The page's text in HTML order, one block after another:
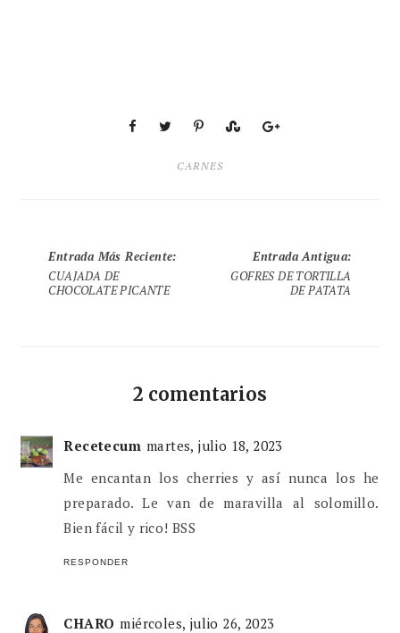
CARNES
Entrada Más Reciente:
CUAJADA DE
CHOCOLATE PICANTE
Entrada Antigua:
GOFRES DE TORTILLA
DE PATATA
2 comentarios
Recetecum martes, julio 18, 2023
Me encantan los cherries y así nunca los he
preparado. Le van de maravilla al solomillo.
Bien fácil y rico! BSS
RESPONDER
CHARO miércoles, julio 26, 2023